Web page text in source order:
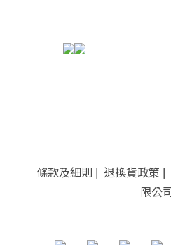
條款及細則 | 退換貨政策 |
限公司